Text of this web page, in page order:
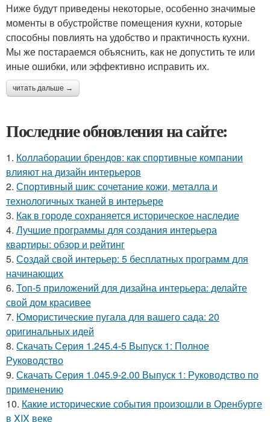
Ниже будут приведены некоторые, особенно значимые
моменты в обустройстве помещения кухни, которые
способны повлиять на удобство и практичность кухни.
Мы же постараемся объяснить, как не допустить те или
иные ошибки, или эффективно исправить их.
читать дальше →
Последние обновления на сайте:
1. Коллаборации брендов: как спортивные компании
влияют на дизайн интерьеров
2. Спортивный шик: сочетание кожи, металла и
технологичных тканей в интерьере
3. Как в городе сохраняется историческое наследие
4. Лучшие программы для создания интерьера
квартиры: обзор и рейтинг
5. Создай свой интерьер: 5 бесплатных программ для
начинающих
6. Топ-5 приложений для дизайна интерьера: делайте
свой дом красивее
7. Юмористические пугала для вашего сада: 20
оригинальных идей
8. Скачать Серия 1.245.4-5 Выпуск 1: Полное
Руководство
9. Скачать Серия 1.045.9-2.00 Выпуск 1: Руководство по
применению
10. Какие исторические события произошли в Оренбурге
в XIX веке